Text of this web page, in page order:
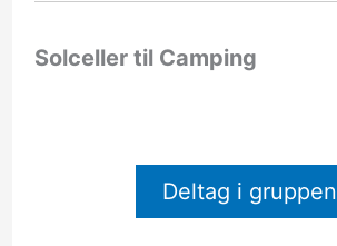
Solceller til Camping
Deltag i gruppen